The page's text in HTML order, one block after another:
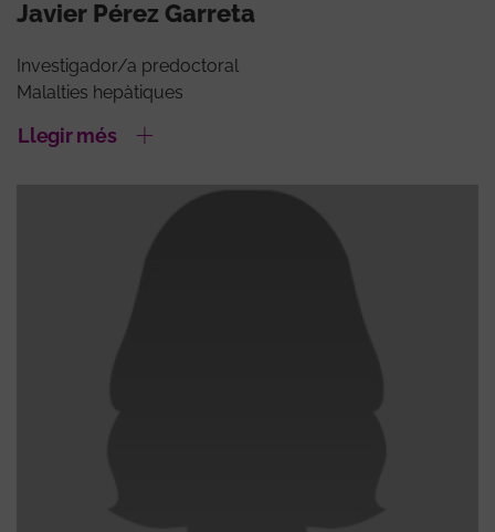
Javier Pérez Garreta
Investigador/a predoctoral
Malalties hepàtiques
Llegir més